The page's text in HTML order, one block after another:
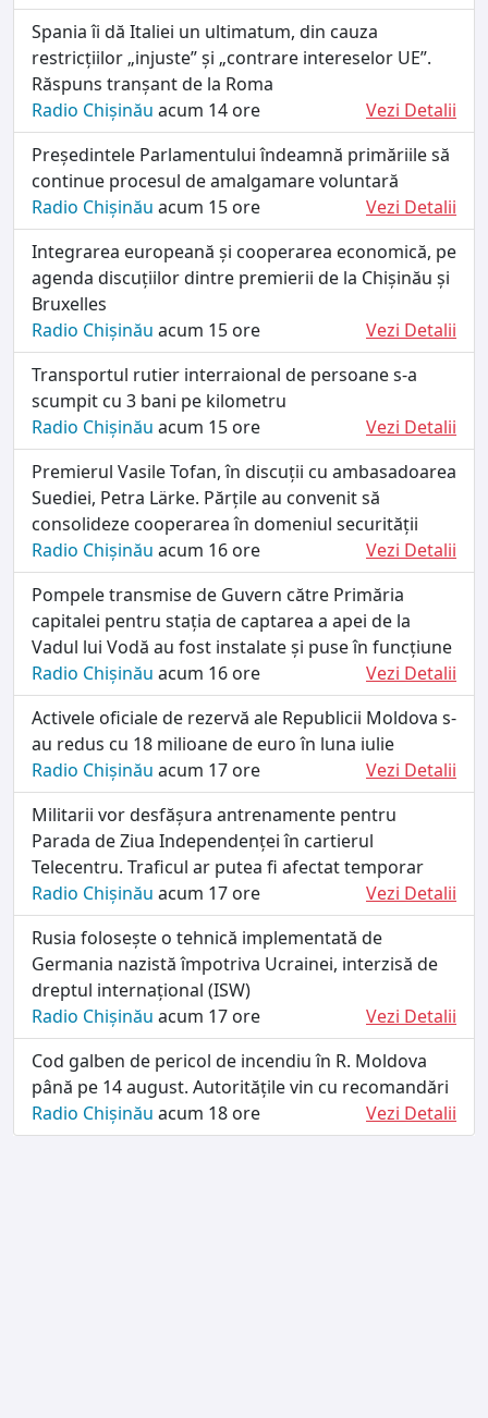
Spania îi dă Italiei un ultimatum, din cauza
restricțiilor „injuste” și „contrare intereselor UE”.
Răspuns tranșant de la Roma
Radio Chișinău acum 14 ore
Vezi Detalii
Președintele Parlamentului îndeamnă primăriile să
continue procesul de amalgamare voluntară
Radio Chișinău acum 15 ore
Vezi Detalii
Integrarea europeană și cooperarea economică, pe
agenda discuțiilor dintre premierii de la Chișinău și
Bruxelles
Radio Chișinău acum 15 ore
Vezi Detalii
Transportul rutier interraional de persoane s-a
scumpit cu 3 bani pe kilometru
Radio Chișinău acum 15 ore
Vezi Detalii
Premierul Vasile Tofan, în discuții cu ambasadoarea
Suediei, Petra Lärke. Părțile au convenit să
consolideze cooperarea în domeniul securității
Radio Chișinău acum 16 ore
Vezi Detalii
Pompele transmise de Guvern către Primăria
capitalei pentru stația de captarea a apei de la
Vadul lui Vodă au fost instalate și puse în funcțiune
Radio Chișinău acum 16 ore
Vezi Detalii
Activele oficiale de rezervă ale Republicii Moldova s-
au redus cu 18 milioane de euro în luna iulie
Radio Chișinău acum 17 ore
Vezi Detalii
Militarii vor desfășura antrenamente pentru
Parada de Ziua Independenței în cartierul
Telecentru. Traficul ar putea fi afectat temporar
Radio Chișinău acum 17 ore
Vezi Detalii
Rusia folosește o tehnică implementată de
Germania nazistă împotriva Ucrainei, interzisă de
dreptul internațional (ISW)
Radio Chișinău acum 17 ore
Vezi Detalii
Cod galben de pericol de incendiu în R. Moldova
până pe 14 august. Autoritățile vin cu recomandări
Radio Chișinău acum 18 ore Vezi Detalii